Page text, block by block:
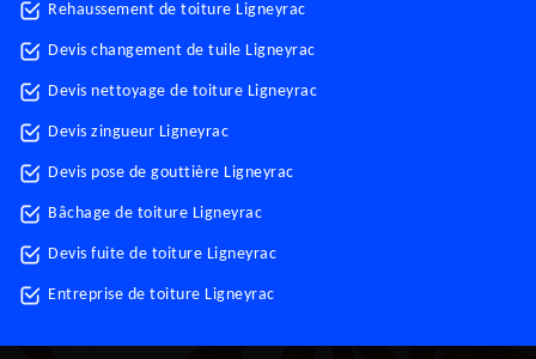
Rehaussement de toiture Ligneyrac
Devis changement de tuile Ligneyrac
Devis nettoyage de toiture Ligneyrac
Devis zingueur Ligneyrac
Devis pose de gouttière Ligneyrac
Bâchage de toiture Ligneyrac
Devis fuite de toiture Ligneyrac
Entreprise de toiture Ligneyrac